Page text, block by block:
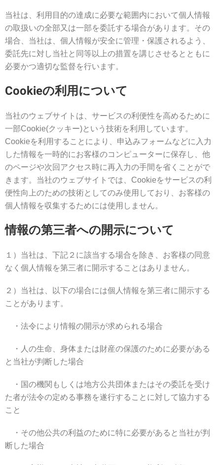
当社は、利用目的の達成に必要な範囲内において個人情報
の取扱いの全部又は一部を委託する場合があります。その
場合、当社は、個人情報が安全に管理・保護されるよう、
委託先に対し当社と同等以上の措置を講じさせるとともに
必要かつ適切な監督を行います。
Cookieの利用について
当社のウェブサイトは、サービスの利便性を高めるために
一部Cookie(クッキー)という技術を利用しています。
Cookieを利用することにより、申込みフォームなどに入力
した情報を一時的にお客様のコンピューターに保存し、他
のページや次回アクセス時に再入力の手間を省くことがで
きます。当社のウェブサイトでは、Cookieをサービスの利
便性向上のための技術としてのみ使用しており、お客様の
個人情報を収集するためには使用しません。
情報の第三者への開示について
１）当社は、下記２に該当する場合を除き、お客様の同意
なく個人情報を第三者に開示することはありません。
２）当社は、以下の場合には個人情報を第三者に開示する
ことがあります。
・法令により情報の開示が求められる場合
・人の生命、身体または財産の保護のために必要がある
と当社が判断した場合
・国の機関もしくは地方公共団体またはその委託を受け
た者が法令の定める事務を遂行することに対して協力する
こと
・その他公共の利益のために特に必要があると当社が判
断した場合